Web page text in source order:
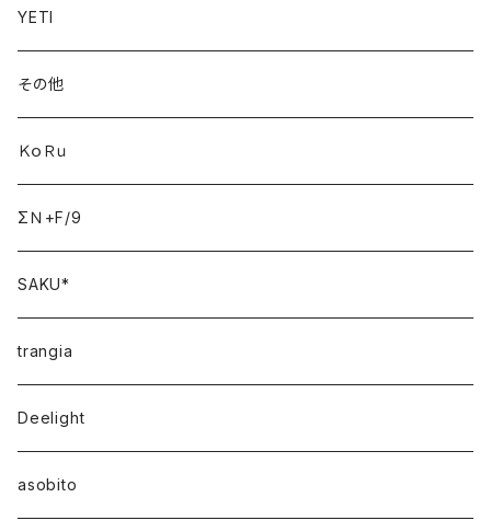
YETI
その他
ＫｏＲｕ
ΣＮ+F/9
SAKU*
trangia
Deelight
asobito